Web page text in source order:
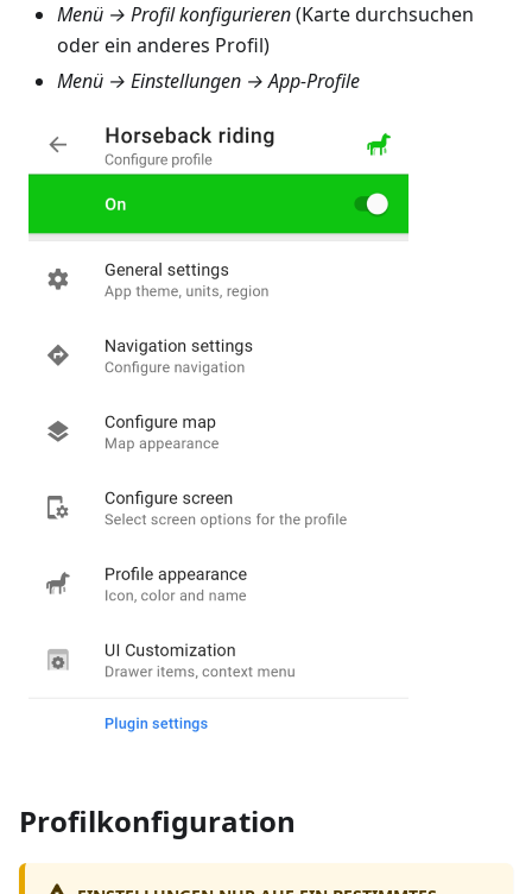
Menü → Profil konfigurieren(Karte durchsuchen
oder ein anderes Profil)
Menü → Einstellungen → App-Profile
Profilkonfiguration